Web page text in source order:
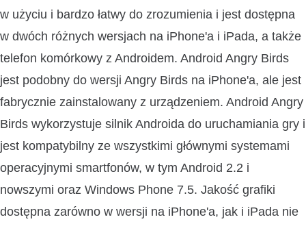
w użyciu i bardzo łatwy do zrozumienia i jest dostępna
w dwóch różnych wersjach na iPhone'a i iPada, a także
telefon komórkowy z Androidem. Android Angry Birds
jest podobny do wersji Angry Birds na iPhone'a, ale jest
fabrycznie zainstalowany z urządzeniem. Android Angry
Birds wykorzystuje silnik Androida do uruchamiania gry i
jest kompatybilny ze wszystkimi głównymi systemami
operacyjnymi smartfonów, w tym Android 2.2 i
nowszymi oraz Windows Phone 7.5. Jakość grafiki
dostępna zarówno w wersji na iPhone'a, jak i iPada nie